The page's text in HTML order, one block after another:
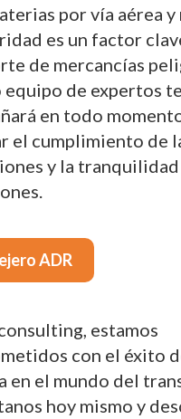
por vía aérea
es un factor
de mercancías
equipo de expertos te
en todo
el cumplimiento de
y la tranquilidad
ADR
estamos
con el éxito
en el mundo del
hoy mismo y